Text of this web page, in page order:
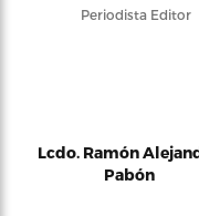
Periodista Editor
Lcdo. Ramón
Pabón